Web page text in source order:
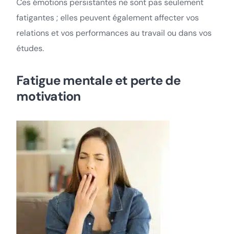
Ces émotions persistantes ne sont pas seulement
fatigantes ; elles peuvent également affecter vos
relations et vos performances au travail ou dans vos
études.
Fatigue mentale et perte de
motivation